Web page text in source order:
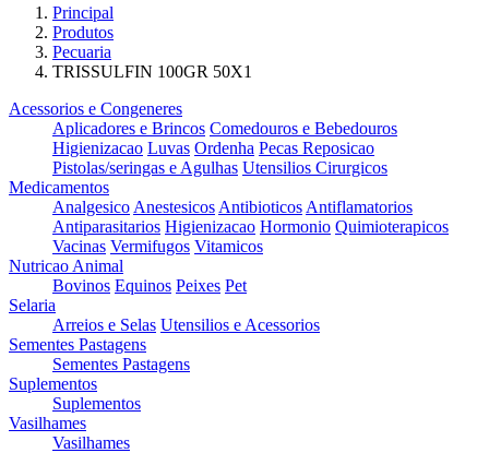
Principal
Produtos
Pecuaria
TRISSULFIN 100GR 50X1
Acessorios e Congeneres
Aplicadores e Brincos Comedouros e Bebedouros
Higienizacao Luvas Ordenha Pecas Reposicao
Pistolas/seringas e Agulhas Utensilios Cirurgicos
Medicamentos
Analgesico Anestesicos Antibioticos Antiflamatorios
Antiparasitarios Higienizacao Hormonio Quimioterapicos
Vacinas Vermifugos Vitamicos
Nutricao Animal
Bovinos Equinos Peixes Pet
Selaria
Arreios e Selas Utensilios e Acessorios
Sementes Pastagens
Sementes Pastagens
Suplementos
Suplementos
Vasilhames
Vasilhames